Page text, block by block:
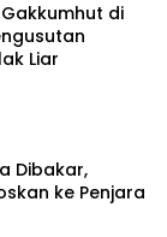
di
Liar
Dibakar,
ke Penjara